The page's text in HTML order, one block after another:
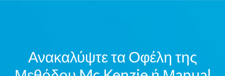
Ανακαλύψτε τα Οφέλη της